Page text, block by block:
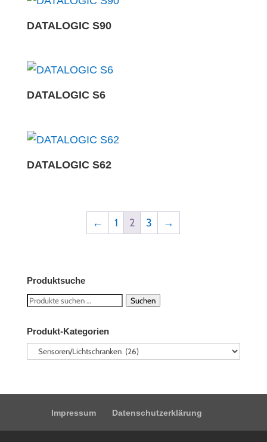
DATALOGIC S90
DATALOGIC S6
DATALOGIC S62
← 1 2 3 →
Produktsuche
Suchen
Suchen
Produkt-Kategorien
Impressum Datenschutzerklärung